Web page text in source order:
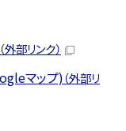
（外部リンク）
マップ)（外部リ